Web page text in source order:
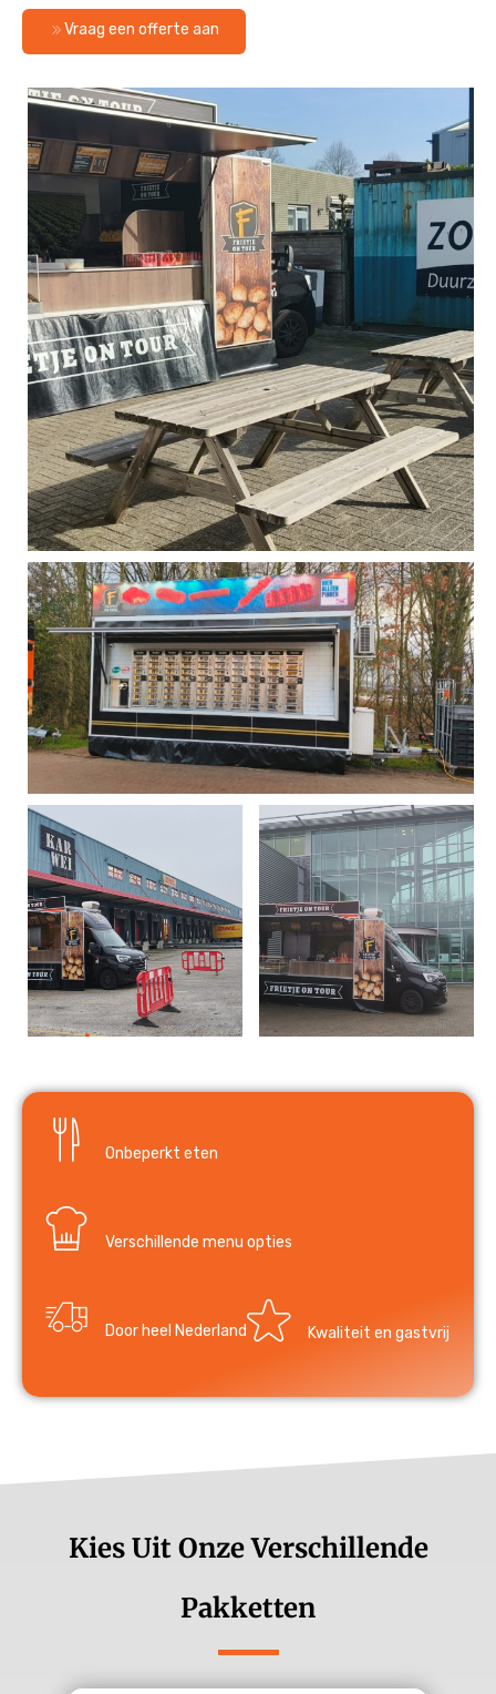
Vraag een offerte aan
Onbeperkt eten
Verschillende menu opties
Door heel Nederland Kwaliteit en gastvrij
Kies Uit Onze Verschillende
Pakketten